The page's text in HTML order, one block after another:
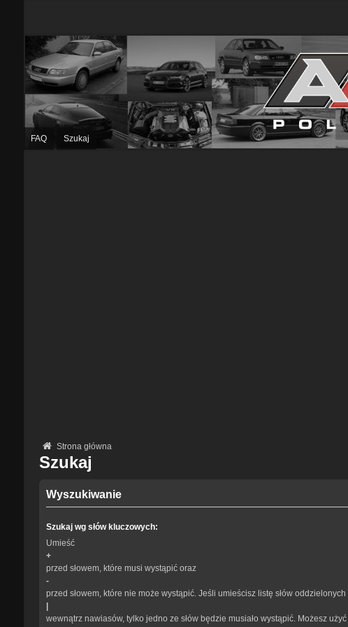
FAQ Szukaj
Strona główna
Szukaj
Wyszukiwanie
Szukaj wg słów kluczowych:
Umieść
+
przed słowem, które musi wystąpić oraz
-
przed słowem, które nie może wystąpić. Jeśli umieścisz listę słów oddzielonych
wewnątrz nawiasów, tylko jedno ze słów będzie musiało wystąpić. Możesz